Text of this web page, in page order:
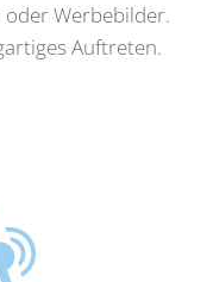
Werbebilder.
Auftreten.